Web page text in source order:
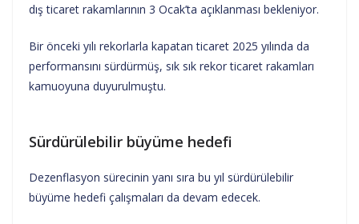
dış ticaret rakamlarının 3 Ocak’ta açıklanması bekleniyor.
Bir önceki yılı rekorlarla kapatan ticaret 2025 yılında da
performansını sürdürmüş, sık sık rekor ticaret rakamları
kamuoyuna duyurulmuştu.
Sürdürülebilir büyüme hedefi
Dezenflasyon sürecinin yanı sıra bu yıl sürdürülebilir
büyüme hedefi çalışmaları da devam edecek.